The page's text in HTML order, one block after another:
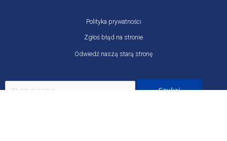
Polityka prywatności
Zgłoś błąd na stronie
Odwiedź naszą starą stronę
Szukaj
dla: